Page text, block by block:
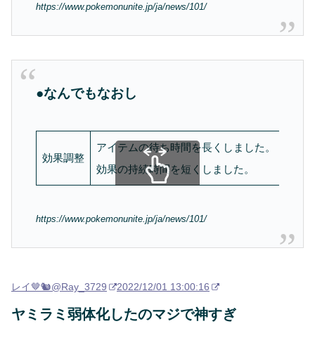
https://www.pokemonunite.jp/ja/news/101/
●なんでもなおし
効果調整
アイテムの待ち時間を長くしました。
効果の持続時間を短くしました。
https://www.pokemonunite.jp/ja/news/101/
レイ🤎🐿@Ray_3729 2022/12/01 13:00:16
ヤミラミ弱体化したのマジで神すぎ